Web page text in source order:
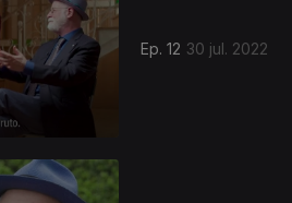
Ep. 12 30 jul. 2022